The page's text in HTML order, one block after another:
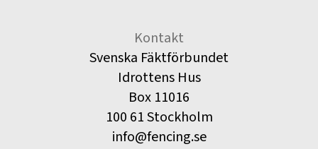
Kontakt
Svenska Fäktförbundet
Idrottens Hus
Box 11016
100 61 Stockholm
info@fencing.se